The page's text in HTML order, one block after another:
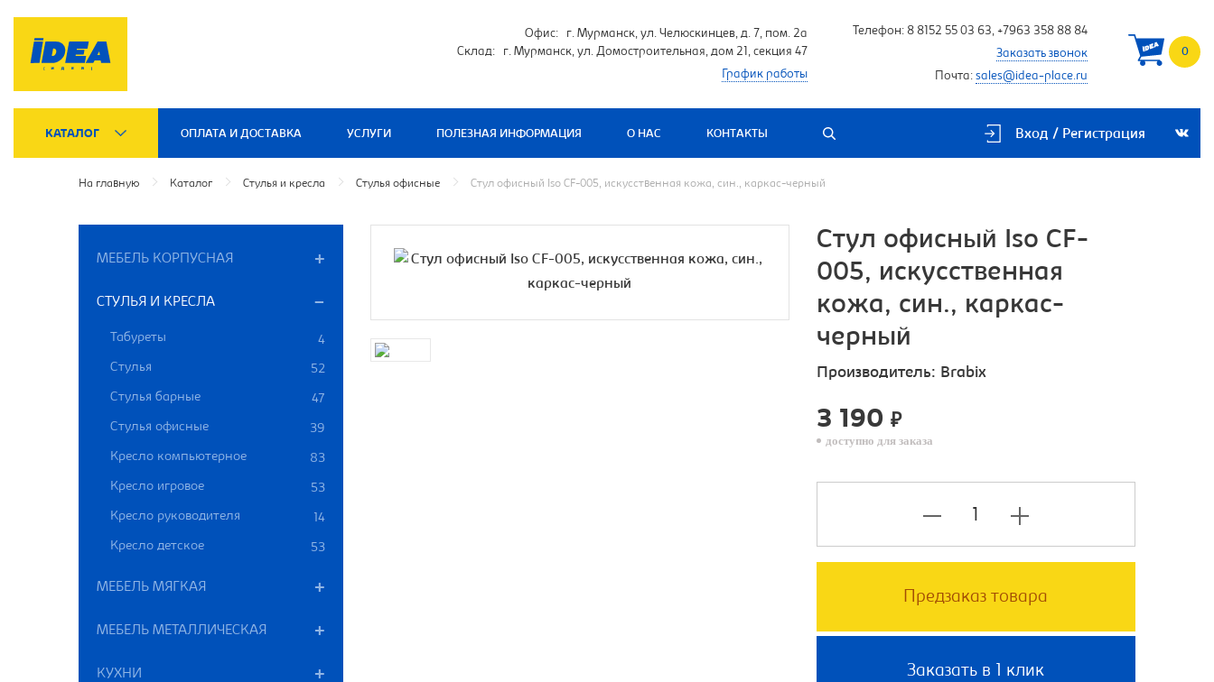
Офис: г. Мурманск, ул. Челюскинцев, д. 7, пом. 2а
Склад: г. Мурманск, ул. Домостроительная, дом 21, секция 47
График работы
Телефон: 8 8152 55 03 63, +7963 358 88 84
Заказать звонок
Почта: sales@idea-place.ru
0
КАТАЛОГ ОПЛАТА И ДОСТАВКА УСЛУГИ ПОЛЕЗНАЯ ИНФОРМАЦИЯ О НАС КОНТАКТЫ Вход / Регистрация
На главную Каталог Стулья и кресла Стулья офисные Стул офисный Iso CF-005, искусственная кожа, син., каркас-черный
МЕБЕЛЬ КОРПУСНАЯ
СТУЛЬЯ И КРЕСЛА
Табуреты
4
Стулья
52
Стулья барные 47
Стулья офисные 39
Кресло компьютерное 83
Кресло игровое 53
Кресло руководителя 14
Кресло детское 53
МЕБЕЛЬ МЯГКАЯ
МЕБЕЛЬ МЕТАЛЛИЧЕСКАЯ
КУХНИ
Стул офисный Iso CF-
005, искусственная
кожа, син., каркас-
черный
Производитель: Brabix
3 190 ₽
доступно для заказа
Предзаказ товара
Заказать в 1 клик